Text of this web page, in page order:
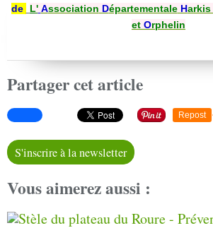
de
L' Association DépartementaleHarkis
et Orphelin
Partager cet article
Repost
S'inscrire à la newsletter
Vous aimerez aussi :